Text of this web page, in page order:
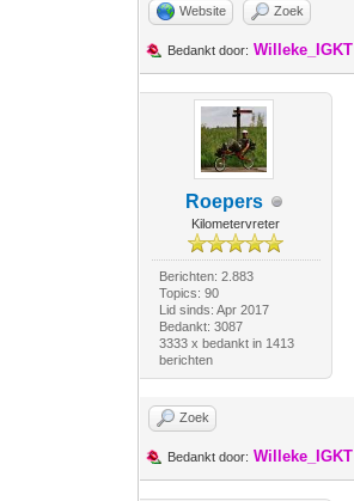
Website Zoek
Bedankt door: Willeke_IGKT
Roepers
Kilometervreter
Berichten: 2.883
Topics: 90
Lid sinds: Apr 2017
Bedankt: 3087
3333 x bedankt in 1413
berichten
Zoek
Bedankt door: Willeke_IGKT